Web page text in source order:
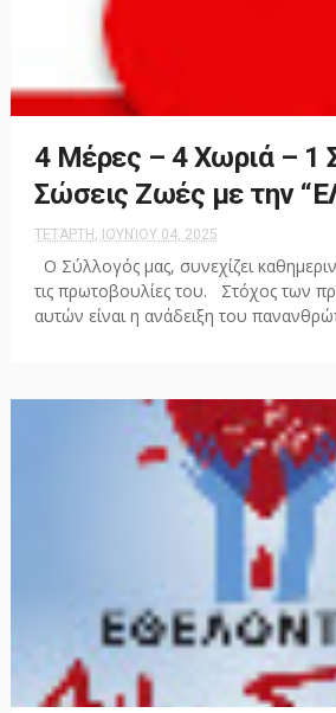
4 Μέρες – 4 Χωριά – 1
Σώσεις Ζωές με την
ΤΕΤΆΡΤΗ, ΙΟΥΝΊΟΥ 04, 2025
Ο Σύλλογός μας, συνεχίζει
τις πρωτοβουλίες του. Στόχος των
αυτών είναι η ανάδειξη του